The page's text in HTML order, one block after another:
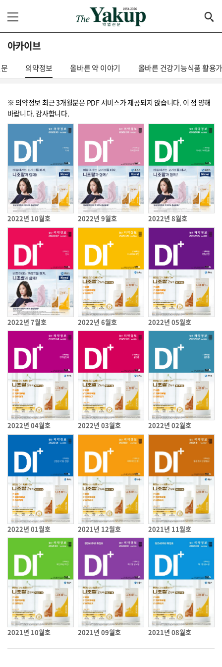
아카이브
의약정보 올바른 약 이야기 올바른 건강기능식품 활용
※ 의약정보 최근 3개월분은 PDF 서비스가 제공되지 않습니다. 이 점 양해
바랍니다. 감사합니다.
2022년 10월호 2022년 9월호 2022년 8월호
2022년 7월호 2022년 6월호 2022년 05월호
2022년 04월호 2022년 03월호 2022년 02월호
2022년 01월호 2021년 12월호 2021년 11월호
2021년 10월호 2021년 09월호 2021년 08월호